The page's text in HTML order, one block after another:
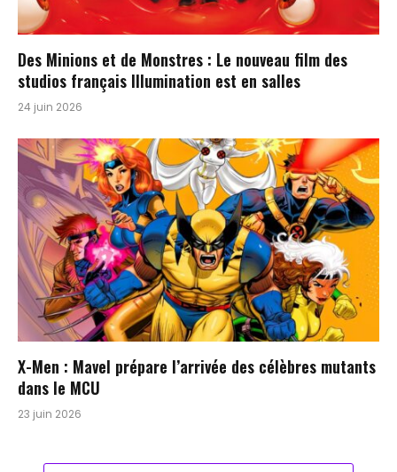
Des Minions et de Monstres : Le nouveau film des
studios français Illumination est en salles
24 juin 2026
X-Men : Mavel prépare l’arrivée des célèbres mutants
dans le MCU
23 juin 2026